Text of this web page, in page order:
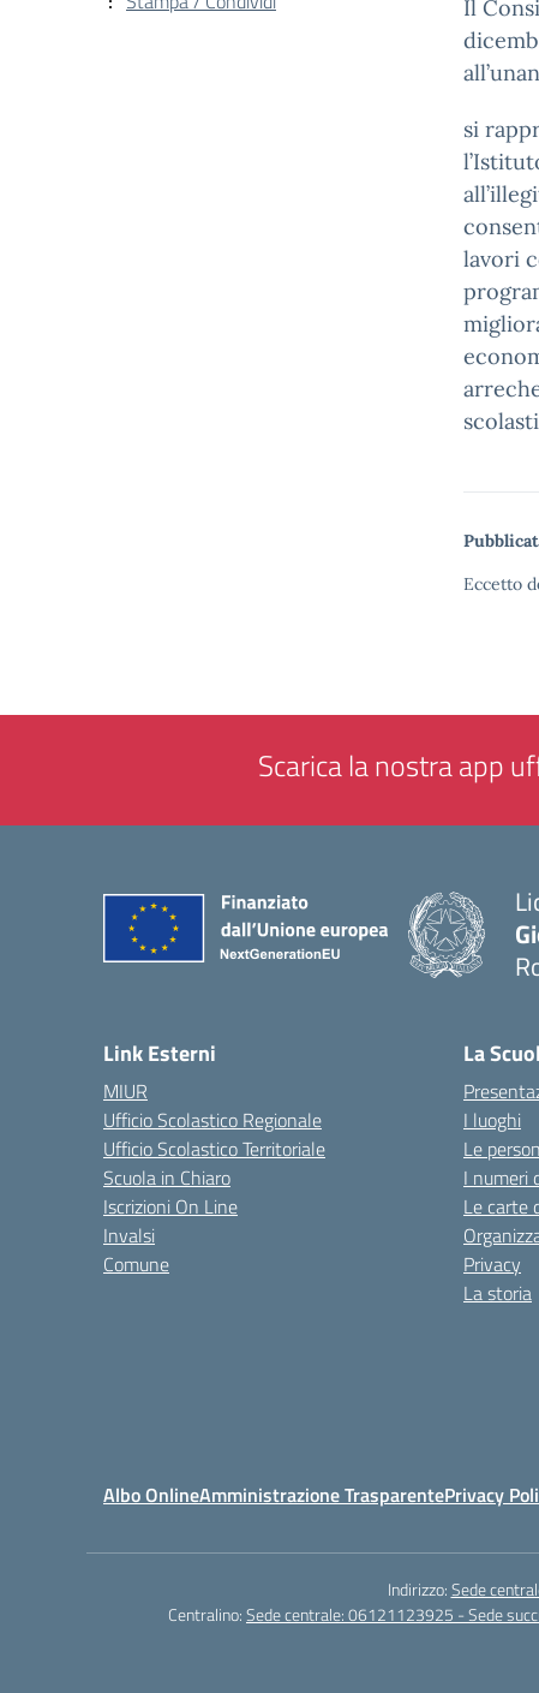
Il
si
lavori
Eccetto
Scarica la nostra app
Link Esterni
MIUR
Ufficio Scolastico Regionale
Ufficio Scolastico Territoriale
Scuola in Chiaro
Iscrizioni On Line
Invalsi
Comune
La
I luoghi
Le
I numeri
Le carte
Privacy
La storia
Albo OnlineAmministrazione TrasparentePrivacy
Indirizzo:Sede
Centralino:Sede centrale: 06121123925 - Sede